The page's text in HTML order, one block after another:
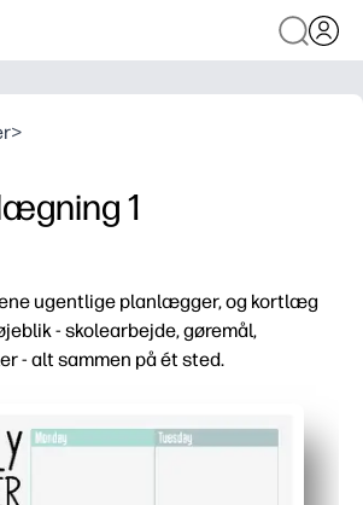
>
1
ugentlige planlægger, og kortlæg
- skolearbejde, gøremål,
- alt sammen på ét sted.
- rummelige kasser gør opgaver og
- hjælper børn med at opbygge